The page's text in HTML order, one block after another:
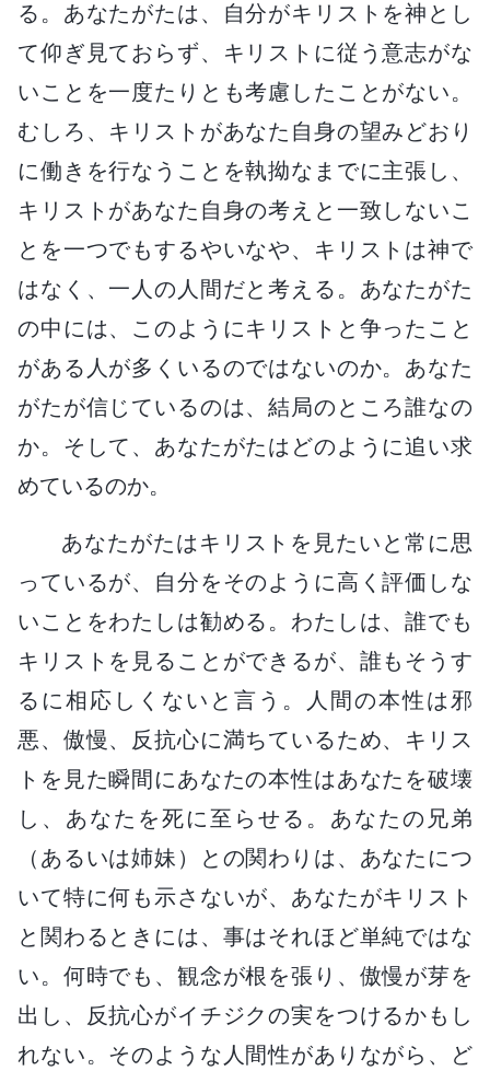
る。あなたがたは、自分がキリストを神とし
て仰ぎ見ておらず、キリストに従う意志がな
いことを一度たりとも考慮したことがない。
むしろ、キリストがあなた自身の望みどおり
に働きを行なうことを執拗なまでに主張し、
キリストがあなた自身の考えと一致しないこ
とを一つでもするやいなや、キリストは神で
はなく、一人の人間だと考える。あなたがた
の中には、このようにキリストと争ったこと
がある人が多くいるのではないのか。あなた
がたが信じているのは、結局のところ誰なの
か。そして、あなたがたはどのように追い求
めているのか。
あなたがたはキリストを見たいと常に思
っているが、自分をそのように高く評価しな
いことをわたしは勧める。わたしは、誰でも
キリストを見ることができるが、誰もそうす
るに相応しくないと言う。人間の本性は邪
悪、傲慢、反抗心に満ちているため、キリス
トを見た瞬間にあなたの本性はあなたを破壊
し、あなたを死に至らせる。あなたの兄弟
（あるいは姉妹）との関わりは、あなたにつ
いて特に何も示さないが、あなたがキリスト
と関わるときには、事はそれほど単純ではな
い。何時でも、観念が根を張り、傲慢が芽を
出し、反抗心がイチジクの実をつけるかもし
れない。そのような人間性がありながら、ど